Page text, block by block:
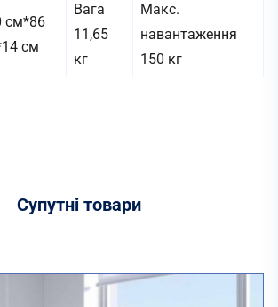
см*86
см
Вага
11,65
кг
Макс.
навантаження
150 кг
Супутні товари